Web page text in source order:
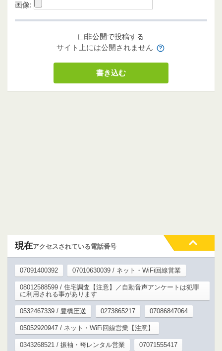
画像:
非公開で投稿する
サイト上には公開されません
現在アクセスされている電話番号
07091400392 07010630039 / ネット・WiFi回線営業
08012588599 / 住宅調査【注意】／自動音声アンケートは犯罪
に利用される事があります
0532467339 / 豊橋圧送 0273865217 07086847064
05052920947 / ネット・WiFi回線営業【注意】
0343268521 / 振袖・袴レンタル営業 07071555417